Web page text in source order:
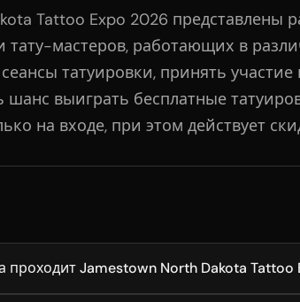
Tattoo Expo 2026 представлены
тату-мастеров, работающих в
татуировки, принять
шанс выиграть бесплатные
на входе, при этом действует
проходит Jamestown North Dakota Tattoo